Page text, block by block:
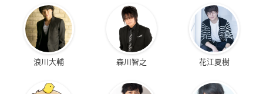
浪川大輔 森川智之 花江夏樹